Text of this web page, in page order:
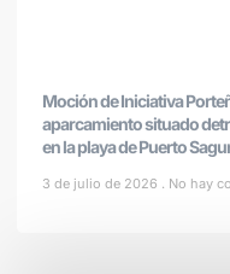
Moción de Iniciativa
aparcamiento situado
en la playa de Puerto
3 de julio de 2026 No hay